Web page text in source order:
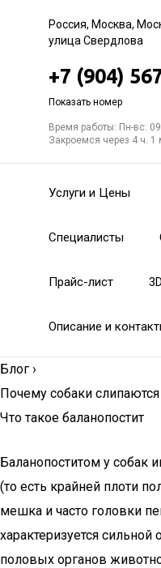
Россия, Москва,
улица Свердлова
+7 (904)
Показать номер
Время работы: Пн-вс:
Закроемся через 4 ч. 1
Услуги и Цены
Специалисты
Прайс-лист
Описание и
Блог ›
Почему собаки
Что такое баланопостит
Баланопоститом у собак
(то есть крайней плоти
мешка и часто головки
характеризуется
половых органов